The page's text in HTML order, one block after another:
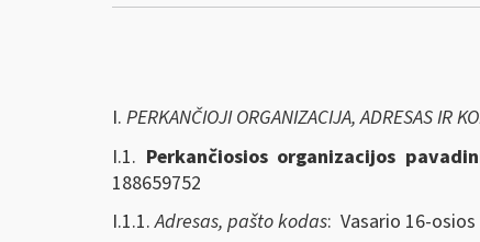
I. PERKANČIOJI ORGANIZACIJA, ADRESAS IR
I.1. Perkančiosios organizacijos
188659752
I.1.1.Adresas, pašto kodas: Vasario 16-osios